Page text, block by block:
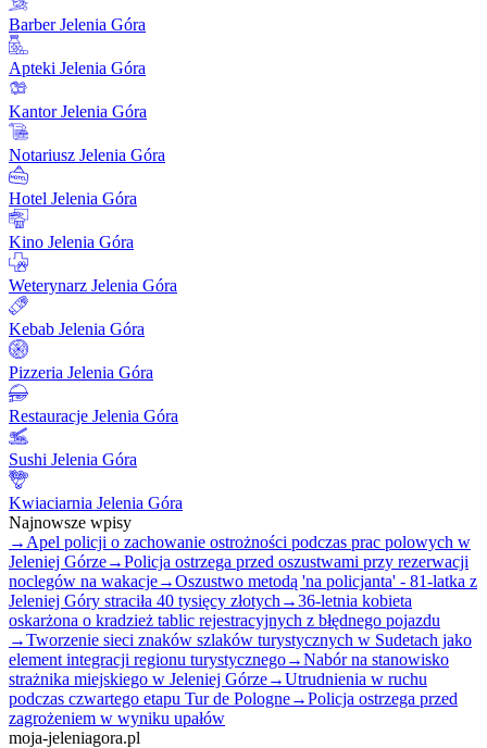
Barber Jelenia Góra
Apteki Jelenia Góra
Kantor Jelenia Góra
Notariusz Jelenia Góra
Hotel Jelenia Góra
Kino Jelenia Góra
Weterynarz Jelenia Góra
Kebab Jelenia Góra
Pizzeria Jelenia Góra
Restauracje Jelenia Góra
Sushi Jelenia Góra
Kwiaciarnia Jelenia Góra
Najnowsze wpisy
→ Apel policji o zachowanie ostrożności podczas prac polowych w
Jeleniej Górze→Policja ostrzega przed oszustwami przy rezerwacji
noclegów na wakacje→Oszustwo metodą 'na policjanta' - 81-latka z
Jeleniej Góry straciła 40 tysięcy złotych →36-letnia kobieta
oskarżona o kradzież tablic rejestracyjnych z błędnego pojazdu
→Tworzenie sieci znaków szlaków turystycznych w Sudetach jako
element integracji regionu turystycznego→Nabór na stanowisko
strażnika miejskiego w Jeleniej Górze→Utrudnienia w ruchu
podczas czwartego etapu Tur de Pologne→Policja ostrzega przed
zagrożeniem w wyniku upałów
moja-jeleniagora.pl